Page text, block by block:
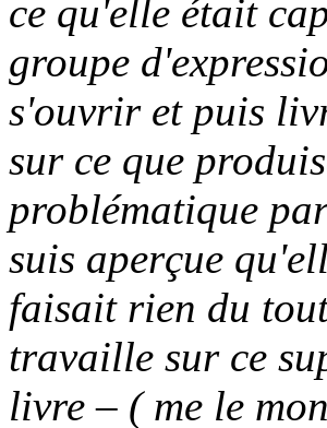
ce qu'elle était
groupe
s'ouvrir et puis
sur ce que
problématique
suis aperçue
faisait rien du
travaille sur ce
livre – ( me le